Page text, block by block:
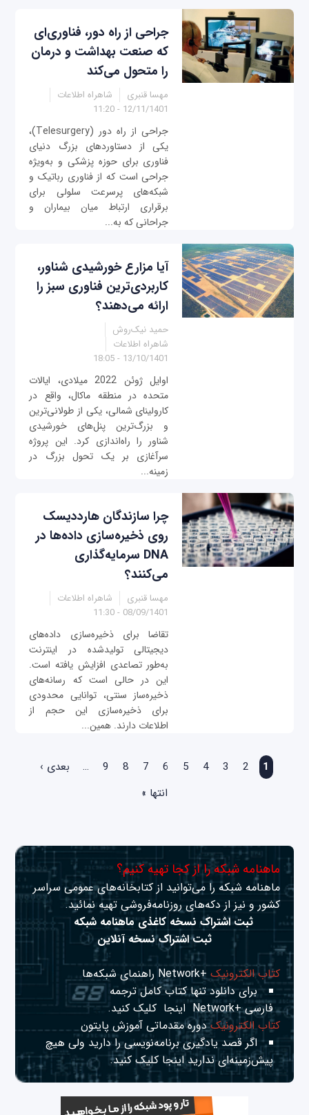
جراحی از راه دور، فناوری‌‌‌ای
که صنعت بهداشت و درمان
را متحول می‌کند
مهسا قنبری
شاهراه اطلاعات
12/11/1401 - 11:20
جراحی از راه دور (Telesurgery)،
یکی از دستاوردهای بزرگ دنیای
فناوری برای حوزه پزشکی و به‌ویژه
جراحی است که از فناوری رباتیک و
شبکه‌های پرسرعت سلولی برای
برقراری ارتباط میان بیماران و
جراحانی که به‌...
آیا مزارع خورشیدی شناور،
کاربردی‌ترین فناوری سبز را
ارائه می‌دهند؟
حمید نیک‌روش
شاهراه اطلاعات
13/10/1401 - 18:05
اوایل ژوئن 2022 میلادی، ایالات
متحده در منطقه ماکال، واقع در
کارولینای شمالی، یکی از طولانی‌ترین
و بزرگ‌ترین پنل‌های خورشیدی
شناور را راه‌اندازی کرد. این پروژه
سرآغازی بر یک تحول بزرگ در
زمینه...
چرا سازندگان هارددیسک
روی ذخیره‌سازی داده‌ها در
DNA سرمایه‌گذاری
می‌کنند؟
مهسا قنبری
شاهراه اطلاعات
08/09/1401 - 11:30
تقاضا برای ذخیره‌سازی داده‌های
دیجیتالی تولید‌شده در اینترنت
به‌طور تصاعدی افزایش یافته است.
این در حالی است که رسانه‌های
ذخیره‌ساز سنتی، توانایی محدودی
برای ذخیره‌سازی این حجم از
اطلاعات دارند. همین...
1
2
3
4
5
6
7
8
9
…
بعدی ›
انتها »
ماهنامه شبکه را از کجا تهیه کنیم؟
ماهنامه شبکه را می‌توانید از کتابخانه‌های عمومی سراسر
کشور و نیز از دکه‌های روزنامه‌فروشی تهیه نمائید.
ثبت اشتراک نسخه کاغذی ماهنامه شبکه
ثبت اشتراک نسخه آنلاین
کتاب الکترونیک+Network راهنمای شبکه‌ها
برای دانلود تنها کتاب کامل ترجمه
فارسی +Network
اینجا کلیک کنید.
کتاب الکترونیکدوره مقدماتی آموزش پایتون
اگر قصد یادگیری برنامه‌نویسی را دارید ولی هیچ
پیش‌زمینه‌ای نداریداینجا کلیک کنید.